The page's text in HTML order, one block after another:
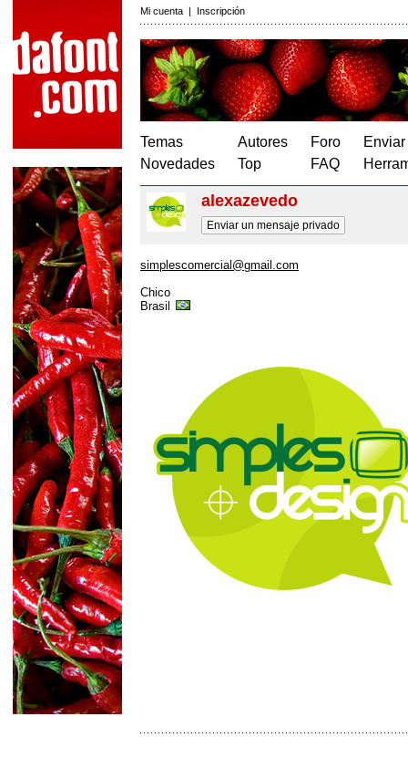
Mi cuenta | Inscripción
Temas
Novedades
Autores
Top
Foro
FAQ
alexazevedo
Enviar un mensaje privado
simplescomercial@gmail.com
Chico
Brasil